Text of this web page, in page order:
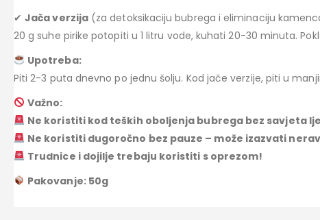
✔Jača verzija(za detoksikaciju bubrega i eliminaciju
20 g suhe pirike potopiti u 1 litru vode, kuhati 20-30 minuta.
Upotreba:
Piti 2-3 puta dnevno po jednu šolju. Kod jače verzije, piti u
Važno:
Ne koristiti kod teških oboljenja bubrega bez savjeta
Ne koristiti dugoročno bez pauze – može izazvati
Trudnice i dojilje trebaju koristiti s oprezom!
Pakovanje: 50g